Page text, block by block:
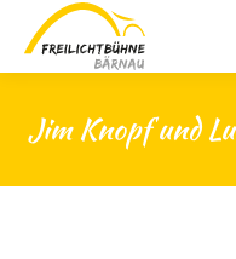
Jim Knopf und